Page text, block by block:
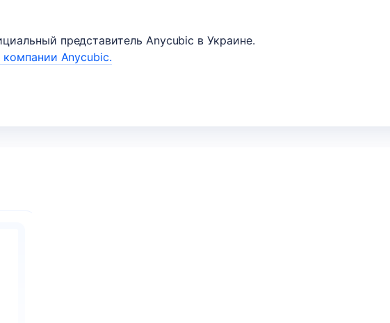
представитель Anycubic в Украине.
Anycubic.